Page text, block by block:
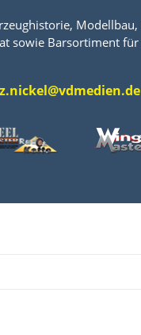
sowie Barsortiment für